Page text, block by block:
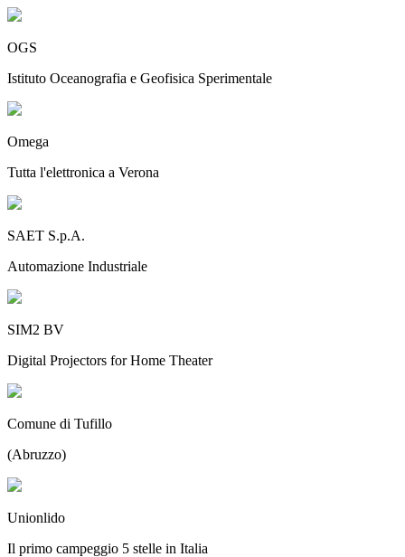
OGS
Istituto Oceanografia e Geofisica Sperimentale
Omega
Tutta l'elettronica a Verona
SAET S.p.A.
Automazione Industriale
SIM2 BV
Digital Projectors for Home Theater
Comune di Tufillo
(Abruzzo)
Unionlido
Il primo campeggio 5 stelle in Italia